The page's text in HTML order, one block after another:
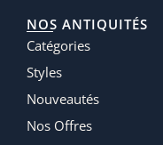
NOS ANTIQUITÉS
Catégories
Styles
Nouveautés
Nos Offres